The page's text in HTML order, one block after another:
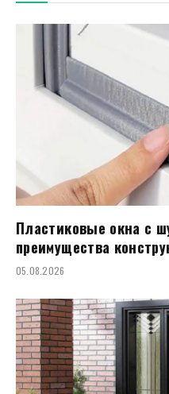
Пластиковые окна с
преимущества
05.08.2026